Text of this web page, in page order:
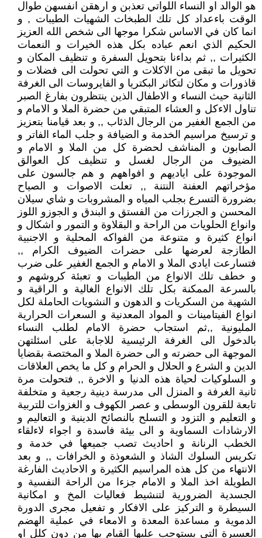
هو الوالد او النساء اللواتي تعذبن و ارهقن انفسهن طوال
الوقت باءعداد كل تلك الطبخات الشهيات الطيبات , و
انما كان في الاساس شكرا موجها الى شخص الله العزيز
الحكيم الذي انعم عباده بكل هذه الخيرات و النعمات
الكثيرات ,, ثم بداءنا بتحويل السفرة و تنظيف المكان و
تحويل ما تبقى من الاكلات و التي تحولت الى فضلات و
قاذورات و مكان لتكاثر البكتريا و الفايروسات الى الغرفة
الثانية حيث النساء و الاطفال الذين ينتظرون بفارغ الصبر
تناول الاءكل و العشاء المتبقي من حضرة الملا و الامام و
من الجمع الغفير من الرجال الذئاب ,, و بعد قيامنا بتعزيز
و ترسيخ مراسيم الخدمة و الضيافة و جلب الماء الفاتر و
الصابون و المناشف لحضرة كل من الملا و الامام و
الضيوف من الرجال لغسل و تنظيف كل العوالق
الموجودة على اياديهم و افواههم و هم جالسون على
مؤخراتهم العفنة النتنة ,, تعلت الاصوات و الصياح
بضرورة التسرع بجلب المياه و المشروبات و شاي سيلان
المحسن و الجرزات من الفستق و البندق و الجوزو اللوز
وانواع الحلويات من الراحة و البقلاوة و التمور و اشكال و
انواع كثيرة و متنوعة من الفواكه المحلية و الاجنبية
الطازجة لعرضها على حضرات الضيوف الكرام ,,
فتسارعت ايادي الملا و الامام و الجمع الغفير على ضرب
و خطف تلك الانواع من الطيبات و تعبئة كروشهم و
بالسرعة الممكنة بكل تلك الانواع الغالية و الراقية و
الشهية من السكريات و الدهون و النشويات الحاملة لكل
انواع الفيتامينات و المواد المعدنية و السعرات الحرارية
المليونية ,,ثم استجاب حضرة الامام لطلب النساء
بالدخول الى الغرفة الرئيسية للاجابة على اسئلتهن
الموجهة الى حضرته و الى حضرة الملا و المختصة بقضايا
الدين و الشرع و الحلال و الحرام و كل ما يخص العلاقات
و السلوكيات لحياة هذه الدنيا و الاخرة ,, فتحولت مرة
ثانية الغرفة و المنزل الى مدرسة دينية رجعية و متخلفة
تابعة للقرون الوسطى و عصر الكهوف و الغزوات للتربية
و التعليم و التزود و التسلح بالنصائح الدينية و التعاليم و
الارشادات السماوية و الى بيئة فاسدة و اجواء لاءلقاء
الخطب الرنانة و احاديث تصب جميعها في خدمة و
تكريس السلوك الشاذ و الشعوذة و الخرافات ,, و بعد
الانتهاء من كل هذه المراسيم الكثيرة و الاحاديث الفارغة
الطويلة اخذ الملا و الامام جزءا من الراحة النفسية و
الجسدية الضرورية لتنشيط فعاليات المخ و امكانية
السيطرة و التركيز على الافكار و تفعيل مجرى الدورة
الدموية و مساعدة المعدة و الامعاء في عملية الهضم
العسيرة التي يستوجب عليها القيام بها من دون كلل او